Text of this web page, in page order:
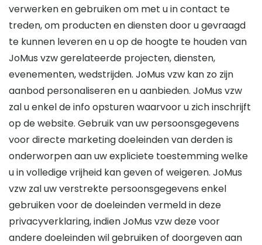
verwerken en gebruiken om met u in contact te
treden, om producten en diensten door u gevraagd
te kunnen leveren en u op de hoogte te houden van
JoMus vzw gerelateerde projecten, diensten,
evenementen, wedstrijden. JoMus vzw kan zo zijn
aanbod personaliseren en u aanbieden. JoMus vzw
zal u enkel de info opsturen waarvoor u zich inschrijft
op de website. Gebruik van uw persoonsgegevens
voor directe marketing doeleinden van derden is
onderworpen aan uw expliciete toestemming welke
u in volledige vrijheid kan geven of weigeren. JoMus
vzw zal uw verstrekte persoonsgegevens enkel
gebruiken voor de doeleinden vermeld in deze
privacyverklaring, indien JoMus vzw deze voor
andere doeleinden wil gebruiken of doorgeven aan